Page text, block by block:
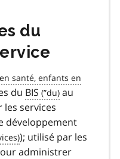
du
du BIS
au
les services
développement
); utilisé par les
administrer